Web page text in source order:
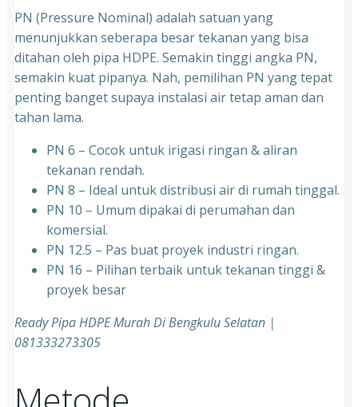
PN (Pressure Nominal) adalah satuan yang
menunjukkan seberapa besar tekanan yang bisa
ditahan oleh pipa HDPE. Semakin tinggi angka PN,
semakin kuat pipanya. Nah, pemilihan PN yang tepat
penting banget supaya instalasi air tetap aman dan
tahan lama.
PN 6 – Cocok untuk irigasi ringan & aliran
tekanan rendah.
PN 8 – Ideal untuk distribusi air di rumah tinggal.
PN 10 – Umum dipakai di perumahan dan
komersial.
PN 12.5 – Pas buat proyek industri ringan.
PN 16 – Pilihan terbaik untuk tekanan tinggi &
proyek besar
Ready Pipa HDPE Murah Di Bengkulu Selatan |
081333273305